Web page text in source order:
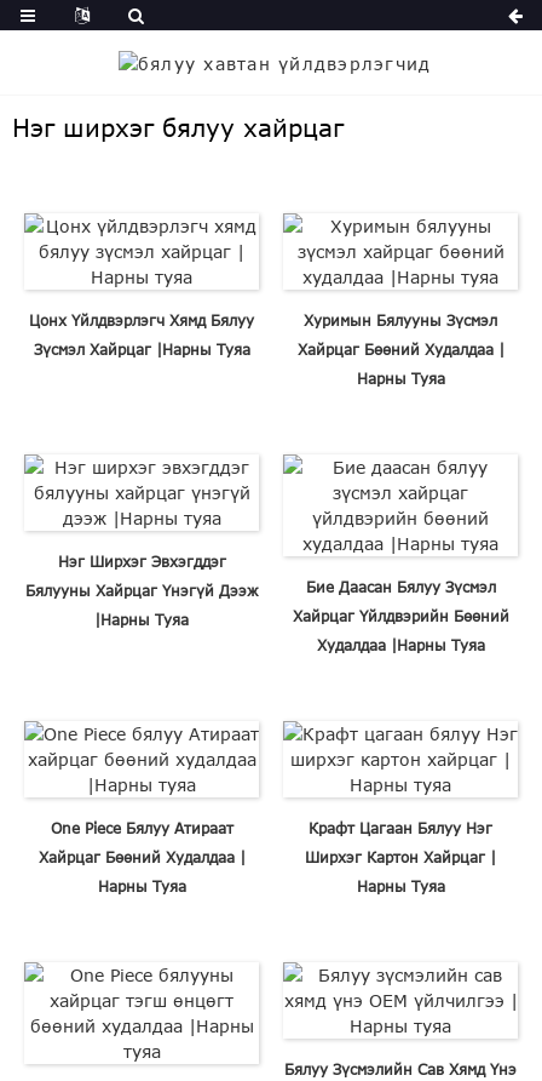
Нэг ширхэг бялуу хайрцаг
Цонх Үйлдвэрлэгч Хямд Бялуу
Зүсмэл Хайрцаг |Нарны Туяа
Хуримын Бялууны Зүсмэл
Хайрцаг Бөөний Худалдаа |
Нарны Туяа
Нэг Ширхэг Эвхэгддэг
Бялууны Хайрцаг Үнэгүй Дээж
|Нарны Туяа
Бие Даасан Бялуу Зүсмэл
Хайрцаг Үйлдвэрийн Бөөний
Худалдаа |Нарны Туяа
One Piece Бялуу Атираат
Хайрцаг Бөөний Худалдаа |
Нарны Туяа
Крафт Цагаан Бялуу Нэг
Ширхэг Картон Хайрцаг |
Нарны Туяа
Бялуу Зүсмэлийн Сав Хямд Үнэ